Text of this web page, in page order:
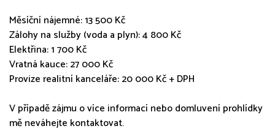
Měsíční nájemné: 13 500 Kč
Zálohy na služby (voda a plyn): 4 800 Kč
Elektřina: 1 700 Kč
Vratná kauce: 27 000 Kč
Provize realitní kanceláře: 20 000 Kč + DPH
V případě zájmu o více informací nebo domluvení prohlídky
mě neváhejte kontaktovat.